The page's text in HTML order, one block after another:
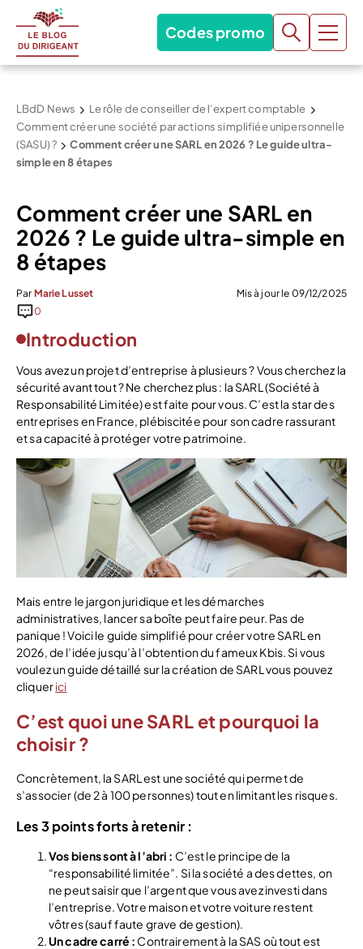
Codes promo
LBdD News
Le rôle de conseiller de l’expert comptable
Comment créer une société par actions simplifiée unipersonnelle
(SASU) ?
Comment créer une SARL en 2026 ? Le guide ultra-
simple en 8 étapes
Comment créer une SARL en
2026 ? Le guide ultra-simple en
8 étapes
Par Marie Lusset
Mis à jour le 09/12/2025
0
Introduction
Vous avez un projet d’entreprise à plusieurs ? Vous cherchez la
sécurité avant tout ? Ne cherchez plus : la SARL (Société à
Responsabilité Limitée) est faite pour vous. C’est la star des
entreprises en France, plébiscitée pour son cadre rassurant
et sa capacité à protéger votre patrimoine.
Mais entre le jargon juridique et les démarches
administratives, lancer sa boîte peut faire peur. Pas de
panique ! Voici le guide simplifié pour créer votre SARL en
2026, de l’idée jusqu’à l’obtention du fameux Kbis. Si vous
voulez un guide détaillé sur la création de SARL vous pouvez
cliquerici
C’est quoi une SARL et pourquoi la
choisir ?
Concrètement, la SARL est une société qui permet de
s’associer (de 2 à 100 personnes) tout en limitant les risques.
Les 3 points forts à retenir :
Vos biens sont à l’abri : C’est le principe de la
“responsabilité limitée”. Si la société a des dettes, on
ne peut saisir que l’argent que vous avez investi dans
l’entreprise. Votre maison et votre voiture restent
vôtres (sauf faute grave de gestion).
Un cadre carré : Contrairement à la SAS où tout est